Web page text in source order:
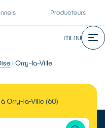
Producteurs
MENU
Orry-la-Ville
Orry-la-Ville (60)